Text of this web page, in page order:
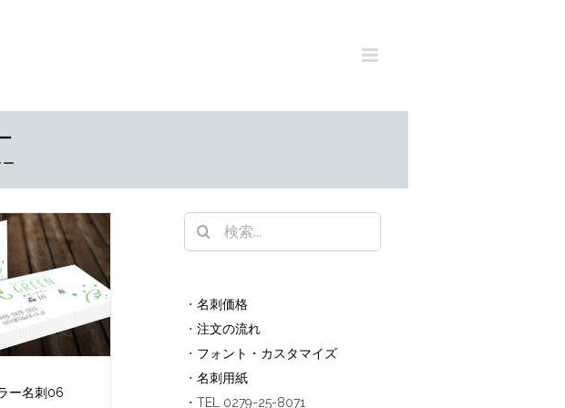
ー
カウンセラー名刺06
ー名刺06
索
・ 名刺価格
・ 注文の流れ
・ フォント・カスタマイズ
・ 名刺用紙
・TEL 0279-25-8071